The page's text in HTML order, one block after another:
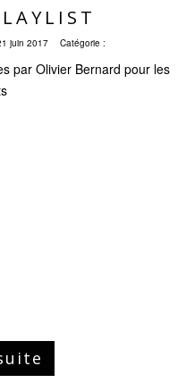
juin 2017 Catégorie :
par Olivier Bernard pour les